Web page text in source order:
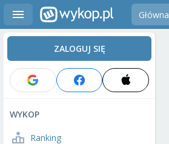
Główna
ZALOGUJ SIĘ
WYKOP
Ranking